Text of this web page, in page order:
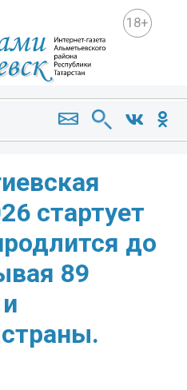
18+
стартует
до
89